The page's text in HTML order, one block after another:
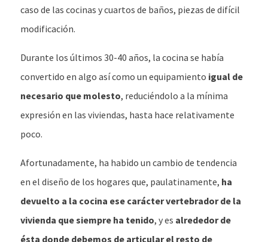
caso de las cocinas y cuartos de baños, piezas de difícil
modificación.
Durante los últimos 30-40 años, la cocina se había
convertido en algo así como un equipamiento igual de
necesario que molesto, reduciéndolo a la mínima
expresión en las viviendas, hasta hace relativamente
poco.
Afortunadamente, ha habido un cambio de tendencia
en el diseño de los hogares que, paulatinamente, ha
devuelto a la cocina ese carácter vertebrador de la
vivienda que siempre ha tenido, y es alrededor de
ésta donde debemos de articular el resto de